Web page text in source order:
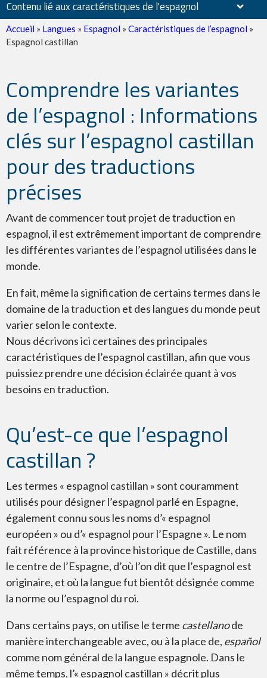
Contenu lié aux caractéristiques de l'espagnol
Espagnol castillan
Espagnol latino-américain
Espagnol neutre
Espagnol des États-Unis
Accueil » Langues » Espagnol » Caractéristiques de l’espagnol »
Espagnol castillan
Comprendre les variantes
de l’espagnol : Informations
clés sur l’espagnol castillan
pour des traductions
précises
Avant de commencer tout projet de traduction en
espagnol, il est extrêmement important de comprendre
les différentes variantes de l’espagnol utilisées dans le
monde.
En fait, même la signification de certains termes dans le
domaine de la traduction et des langues du monde peut
varier selon le contexte.
Nous décrivons ici certaines des principales
caractéristiques de l’espagnol castillan, afin que vous
puissiez prendre une décision éclairée quant à vos
besoins en traduction.
Qu’est-ce que l’espagnol
castillan ?
Les termes « espagnol castillan » sont couramment
utilisés pour désigner l’espagnol parlé en Espagne,
également connu sous les noms d’« espagnol
européen » ou d’« espagnol pour l’Espagne ». Le nom
fait référence à la province historique de Castille, dans
le centre de l’Espagne, d’où l’on dit que l’espagnol est
originaire, et où la langue fut bientôt désignée comme
la norme ou l’espagnol du roi.
Dans certains pays, on utilise le terme castellanode
manière interchangeable avec, ou à la place de, español
comme nom général de la langue espagnole. Dans le
même temps, l’« espagnol castillan » décrit plus